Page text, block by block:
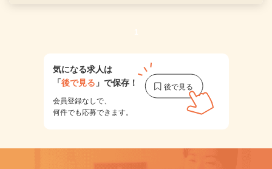
1
気になる求人は
「後で見る 」で保存！
会員登録なしで、
何件でも応募できます。